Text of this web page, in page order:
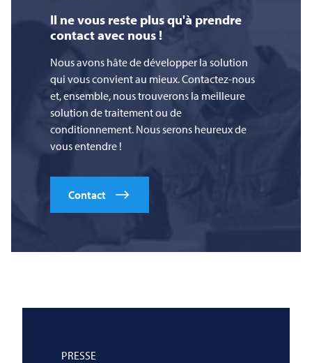
Il ne vous reste plus qu'à prendre
contact avec nous !
Nous avons hâte de développer la solution
qui vous convient au mieux. Contactez-nous
et, ensemble, nous trouverons la meilleure
solution de traitement ou de
conditionnement. Nous serons heureux de
vous entendre !
Contact
PRESSE